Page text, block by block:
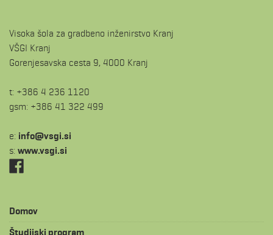
Visoka šola za gradbeno inženirstvo Kranj
VŠGI Kranj
Gorenjesavska cesta 9, 4000 Kranj
t: +386 4 236 1120
gsm: +386 41 322 499
e: is.igsv@ofni
s: www.vsgi.si
Domov
Študijski program